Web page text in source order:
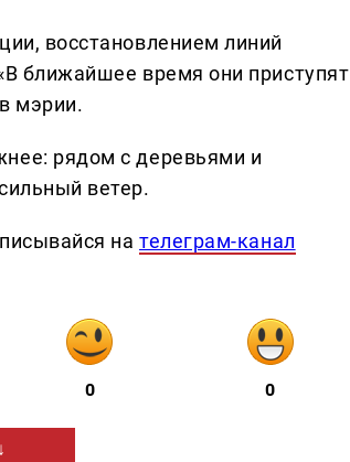
восстановлением линий
ближайшее время они приступят
мэрии.
рядом с деревьями и
ветер.
нателеграм-канал
0 0